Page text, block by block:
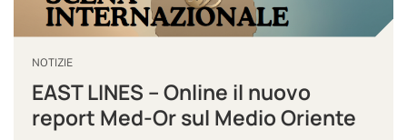
NOTIZIE
EAST LINES – Online il nuovo
report Med-Or sul Medio Oriente